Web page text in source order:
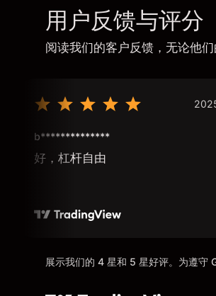
用户反馈与评分
阅读我们的客户反馈，无论他们
b**************
好，杠杆自由
展示我们的 4 星和 5 星好评。为遵守